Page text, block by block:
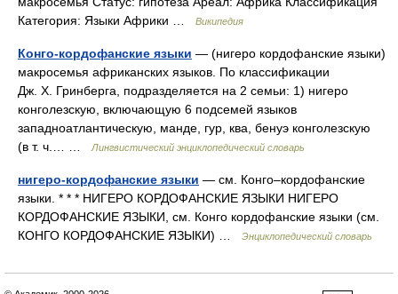
Категория: Языки Африки …
Википедия
Конго-кордофанские языки — (нигеро кордофанские языки)
макросемья африканских языков. По классификации
Дж. Х. Гринберга, подразделяется на 2 семьи: 1) нигеро
конголезскую, включающую 6 подсемей языков
западноатлантическую, манде, гур, ква, бенуэ конголезскую
(в т. ч.… …
Лингвистический энциклопедический словарь
нигеро-кордофанские языки — см. Конго–кордофанские
языки. * * * НИГЕРО КОРДОФАНСКИЕ ЯЗЫКИ НИГЕРО
КОРДОФАНСКИЕ ЯЗЫКИ, см. Конго кордофанские языки (см.
КОНГО КОРДОФАНСКИЕ ЯЗЫКИ) …
Энциклопедический словарь